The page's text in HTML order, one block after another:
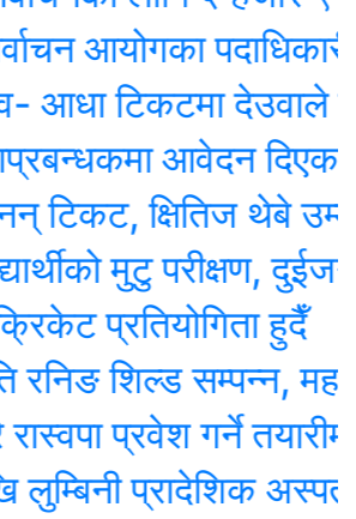
आयोगका
टिकटमा देउवाले
आवेदन दिएका १०
क्षितिज थेबे उम्मेदवार
मुटु परीक्षण, दुईजनाको
प्रतियोगिता हुदैँ
शिल्ड सम्पन्न, महाकाली
प्रवेश गर्ने तयारीमा,
प्रादेशिक अस्पतालमा